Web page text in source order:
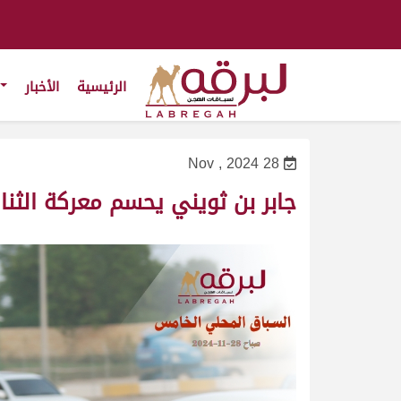
الرئيسية الأخبار
28 Nov , 2024
جابر بن ثويني يحسم معركة